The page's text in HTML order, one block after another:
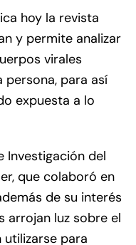
hoy la revista
y permite analizar
virales
persona, para así
expuesta a lo
Investigación del
que colaboró en
de su interés
arrojan luz sobre el
para